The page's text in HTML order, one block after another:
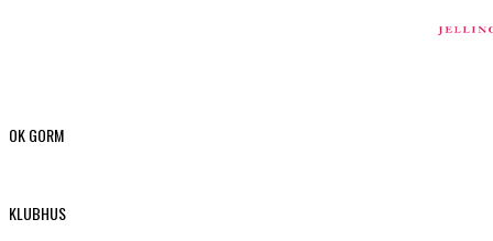
OK GORM
KLUBHUS